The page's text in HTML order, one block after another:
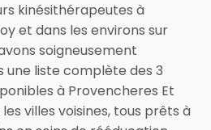
kinésithérapeutes à
et dans les environs sur
soigneusement
une liste complète des 3
à Provencheres Et
villes voisines, tous prêts à